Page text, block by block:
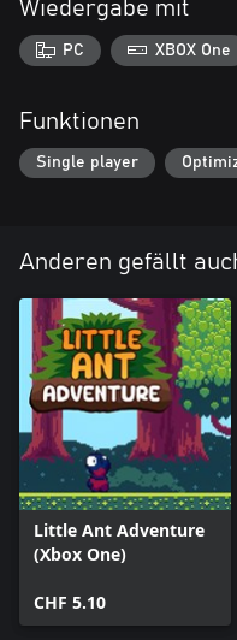
Wiedergabe mit
PC XBOX One
Funktionen
Single player
Anderen gefällt
Little Ant Adventure
(Xbox One)
CHF 5.10